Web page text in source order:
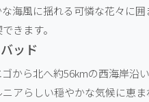
な海風に揺れる可憐な花々に
きます。
ッド
から北へ約56kmの西海岸沿
アらしい穏やかな気候に恵